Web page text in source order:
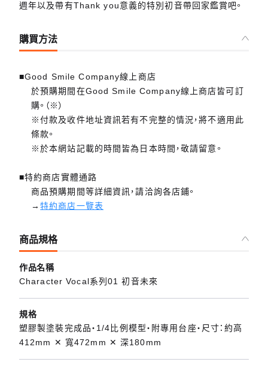
週年以及帶有Thank you意義的特別初音帶回家鑑賞吧。
購買方法
■Good Smile Company線上商店
於預購期間在Good Smile Company線上商店皆可訂
購。（※）
※付款及收件地址資訊若有不完整的情況，將不適用此
條款。
※於本網站記載的時間皆為日本時間，敬請留意。
■特約商店實體通路
商品預購期間等詳細資訊，請洽詢各店鋪。
→特約商店一覽表
商品規格
作品名稱
Character Vocal系列01 初音未來
規格
塑膠製塗裝完成品・1/4比例模型・附專用台座・尺寸：約高
412mm ✕ 寬472mm ✕ 深180mm